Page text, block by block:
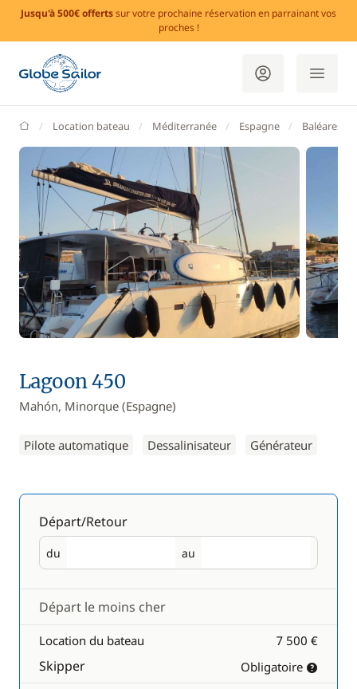
Jusqu'à 500€ offertssur votre prochaine réservation en parrainant vos
proches !
GlobeSailor
Location bateau Méditerranée Espagne Baléares
Lagoon 450
Mahón, Minorque (Espagne)
Pilote automatique Dessalinisateur Générateur
Départ/Retour
du
Départ au
Retour
Départ le moins cher
Location du bateau 7 500 €
Skipper Obligatoire